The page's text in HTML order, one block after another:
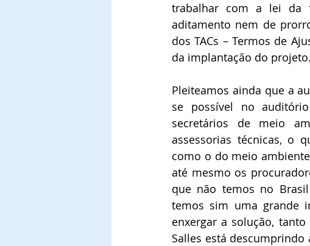
trabalhar com a lei da
aditamento nem de
dos TACs – Termos de
da implantação do projeto.
Pleiteamos ainda que a
se possível no
secretários de meio
assessorias técnicas, o
como o do meio
até mesmo os
que não temos no
temos sim uma grande
enxergar a solução,
Salles está